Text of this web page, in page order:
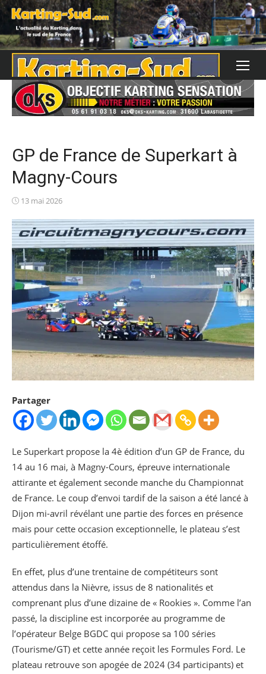
Skip
content
GP de France de Superkart à
Magny-Cours
Posted
13 mai 2026
Partager
Le Superkart propose la 4è édition d’un GP de France, du
14 au 16 mai, à Magny-Cours, épreuve internationale
attirante et également seconde manche du Championnat
de France. Le coup d’envoi tardif de la saison a été lancé à
Dijon mi-avril révélant une partie des forces en présence
mais pour cette occasion exceptionnelle, le plateau s’est
particulièrement étoffé.
En effet, plus d’une trentaine de compétiteurs sont
attendus dans la Nièvre, issus de 8 nationalités et
comprenant plus d’une dizaine de « Rookies ». Comme l’an
passé, la discipline est incorporée au programme de
l’opérateur Belge BGDC qui propose sa 100 séries
(Tourisme/GT) et cette année reçoit les Formules Ford. Le
plateau retrouve son apogée de 2024 (34 participants) et